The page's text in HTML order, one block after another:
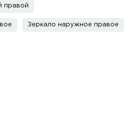
правой
Зеркало наружное правое